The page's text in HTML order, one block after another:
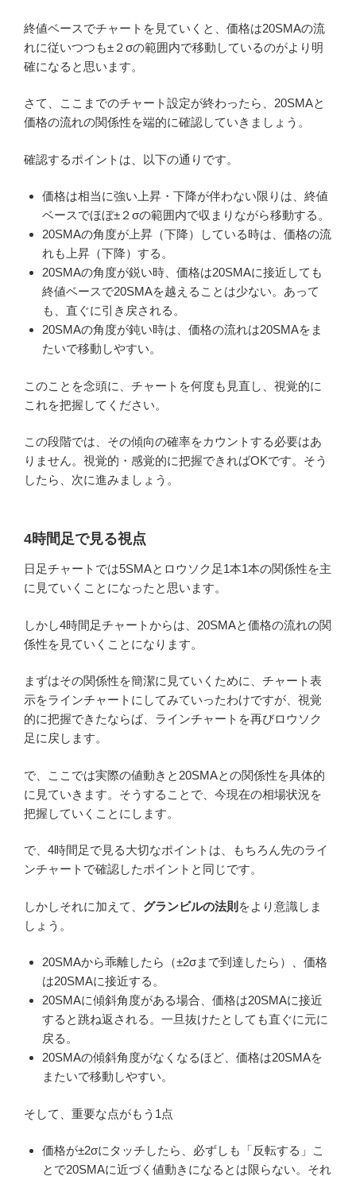
終値ベースでチャートを見ていくと、価格は20SMAの流
れに従いつつも±２σの範囲内で移動しているのがより明
確になると思います。
さて、ここまでのチャート設定が終わったら、20SMAと
価格の流れの関係性を端的に確認していきましょう。
確認するポイントは、以下の通りです。
価格は相当に強い上昇・下降が伴わない限りは、終値
ベースでほぼ±２σの範囲内で収まりながら移動する。
20SMAの角度が上昇（下降）している時は、価格の流
れも上昇（下降）する。
20SMAの角度が鋭い時、価格は20SMAに接近しても
終値ベースで20SMAを越えることは少ない。あって
も、直ぐに引き戻される。
20SMAの角度が鈍い時は、価格の流れは20SMAをま
たいで移動しやすい。
このことを念頭に、チャートを何度も見直し、視覚的に
これを把握してください。
この段階では、その傾向の確率をカウントする必要はあ
りません。視覚的・感覚的に把握できればOKです。そう
したら、次に進みましょう。
4時間足で見る視点
日足チャートでは5SMAとロウソク足1本1本の関係性を主
に見ていくことになったと思います。
しかし4時間足チャートからは、20SMAと価格の流れの関
係性を見ていくことになります。
まずはその関係性を簡潔に見ていくために、チャート表
示をラインチャートにしてみていったわけですが、視覚
的に把握できたならば、ラインチャートを再びロウソク
足に戻します。
で、ここでは実際の値動きと20SMAとの関係性を具体的
に見ていきます。そうすることで、今現在の相場状況を
把握していくことにします。
で、4時間足で見る大切なポイントは、もちろん先のライ
ンチャートで確認したポイントと同じです。
しかしそれに加えて、 グランビルの法則 をより意識しま
しょう。
20SMAから乖離したら（±2σまで到達したら）、価格
は20SMAに接近する。
20SMAに傾斜角度がある場合、価格は20SMAに接近
すると跳ね返される。一旦抜けたとしても直ぐに元に
戻る。
20SMAの傾斜角度がなくなるほど、価格は20SMAを
またいで移動しやすい。
そして、重要な点がもう1点
価格が±2σにタッチしたら、必ずしも「反転する」こ
とで20SMAに近づく値動きになるとは限らない。それ